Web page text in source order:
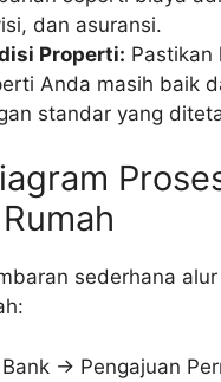
dan asuransi.
Properti: Pastikan
Anda masih baik
standar yang
sederhana alur
Bank → Pengajuan